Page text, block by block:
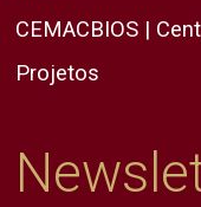
CEMACBIOS |
Projetos